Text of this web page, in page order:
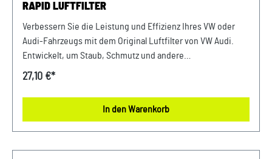
RAPID LUFTFILTER
Verbessern Sie die Leistung und Effizienz Ihres VW oder
Audi-Fahrzeugs mit dem Original Luftfilter von VW Audi.
Entwickelt, um Staub, Schmutz und andere
Verunreinigungen fernzuhalten, sorgt dieser Luftfilter für
und hochwertigen Materialien gewährleistet er eine lange
Lebensdauer und zuverlässige Leistung. Halten Sie Ihren
27,10 €*
In den Warenkorb